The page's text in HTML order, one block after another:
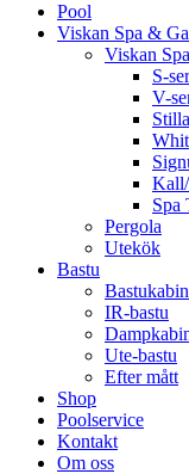
Pool
Viskan Spa &
Viskan
S-
V-
Stilla
Spa
Pergola
Utekök
Bastu
IR-bastu
Ute-bastu
Efter mått
Shop
Poolservice
Kontakt
Om oss